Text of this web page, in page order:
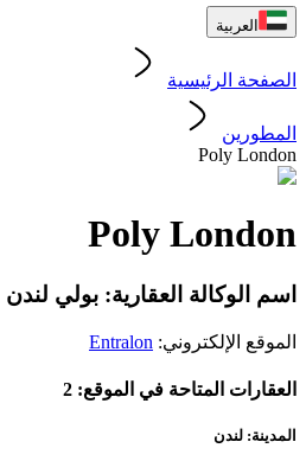
العربية
الصفحة الرئيسية
المطورين
Poly London
Poly London
اسم الوكالة العقارية: بولي لندن
الموقع الإلكتروني: Entralon
العقارات المتاحة في الموقع: 2
المدينة: لندن